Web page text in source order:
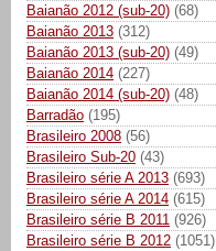
Baianão 2012 (sub-20) (68)
Baianão 2013 (312)
Baianão 2013 (sub-20) (49)
Baianão 2014 (227)
Baianão 2014 (sub-20) (48)
Barradão (195)
Brasileiro 2008 (56)
Brasileiro Sub-20 (43)
Brasileiro série A 2013 (693)
Brasileiro série A 2014 (615)
Brasileiro série B 2011 (926)
Brasileiro série B 2012 (1051)